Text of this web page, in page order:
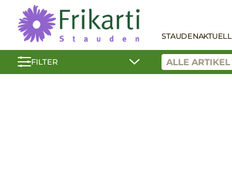
STAUDENAKTUELL
FILTER